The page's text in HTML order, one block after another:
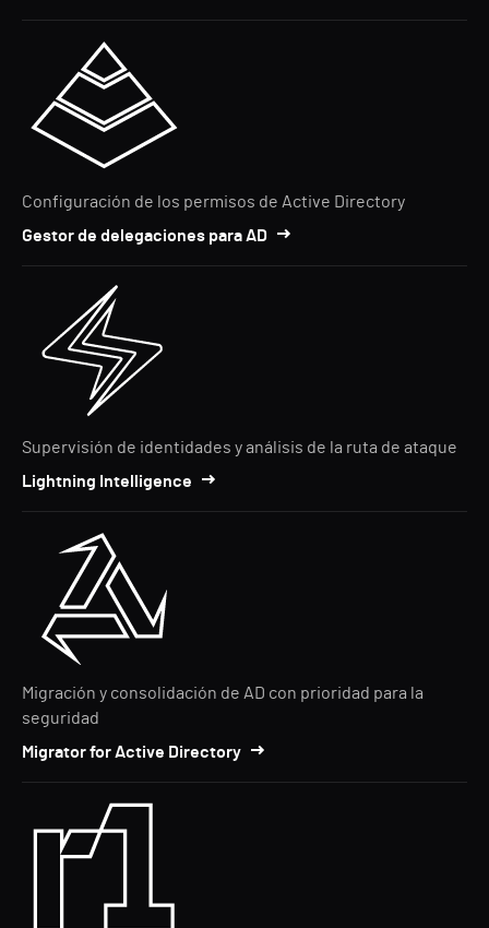
Configuración de los permisos de Active Directory
Gestor de delegaciones para AD
Supervisión de identidades y análisis de la ruta de ataque
Lightning Intelligence
Migración y consolidación de AD con prioridad para la
seguridad
Migrator for Active Directory